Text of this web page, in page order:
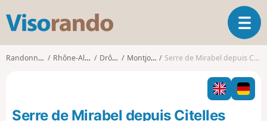
s
o
O
u
i
r
l
Randonnées Rhône-Alpes Drôme Montjoyer Serre de Mirabel depuis Citelles
Serre de Mirabel depuis Citelles